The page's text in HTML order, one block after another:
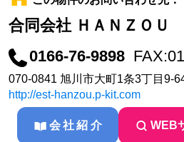
合同会社 ＨＡＮＺＯＵ
0166-76-9898
070-0841 旭川市大町1条3丁目9-
http://est-hanzou.p-kit.com
会社紹介 WEB